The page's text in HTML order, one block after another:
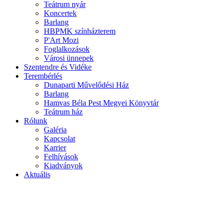
Teátrum nyár
Koncertek
Barlang
HBPMK színházterem
P'Art Mozi
Foglalkozások
Városi ünnepek
Szentendre és Vidéke
Terembérlés
Dunaparti Művelődési Ház
Barlang
Hamvas Béla Pest Megyei Könyvtár
Teátrum ház
Rólunk
Galéria
Kapcsolat
Karrier
Felhívások
Kiadványok
Aktuális